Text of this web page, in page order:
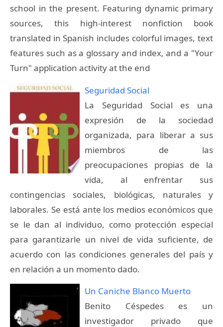
school in the present. Featuring dynamic primary
sources, this high-interest nonfiction book
translated in Spanish includes colorful images, text
features such as a glossary and index, and a "Your
Turn" application activity at the end
Seguridad Social
La Seguridad Social es una
expresión de la sociedad
organizada, para liberar a sus
miembros de las
preocupaciones propias de la
vida, al enfrentar sus
contingencias sociales, biológicas, naturales y
laborales. Se está ante los medios económicos que
se le dan al individuo, como protección especial
para garantizarle un nivel de vida suficiente, de
acuerdo con las condiciones generales del país y
en relación a un momento dado.
Un Caniche Blanco Muerto
Benito Céspedes es un
investigador privado que